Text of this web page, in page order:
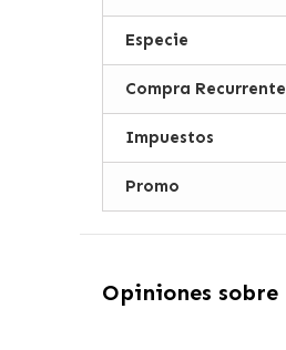
Especie
Compra Recurrente
Impuestos
Promo
Opiniones sobre